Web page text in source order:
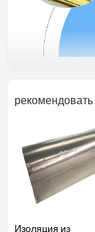
рекомендовать
Изоляция из